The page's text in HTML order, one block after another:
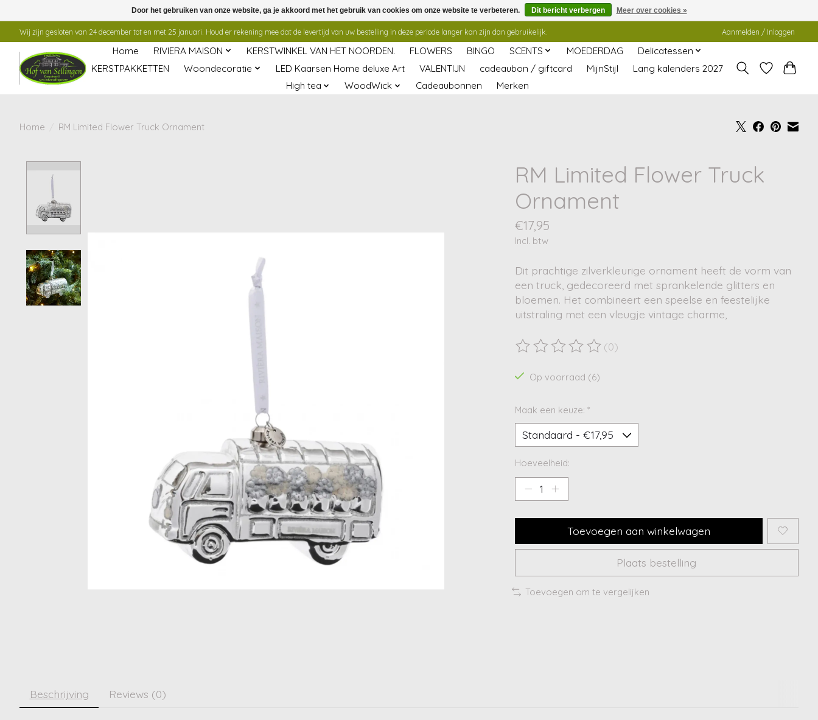
Wij zijn gesloten van 24 december tot en met 25 januari. Houd er rekening mee dat de levertijd van uw bestelling in deze periode langer kan zijn dan gebruikelijk. Aanmelden / Inloggen
Home RIVIERA MAISON KERSTWINKEL VAN HET NOORDEN. FLOWERS BINGO SCENTS MOEDERDAG
Delicatessen
KERSTPAKKETTEN
Woondecoratie LED Kaarsen Home deluxe Art VALENTIJN cadeaubon / giftcard MijnStijl
Lang kalenders 2027
High tea
WoodWick Cadeaubonnen Merken
Home RM Limited Flower Truck Ornament
RM Limited Flower Truck
Ornament
€17,95
Incl. btw
Dit prachtige zilverkleurige ornament heeft de vorm van
een truck, gedecoreerd met sprankelende glitters en
bloemen. Het combineert een speelse en feestelijke
uitstraling met een vleugje vintage charme,
De beoordeling van dit product is
(0)
Op voorraad (6)
Maak een keuze: *
Hoeveelheid:
Toevoegen aan winkelwagen
Plaats bestelling
Toevoegen om te vergelijken
Beschrijving Reviews (0)
Door het gebruiken van onze website, ga je akkoord met het gebruik van cookies om onze website te verbeteren. Dit bericht verbergen Meer over cookies »